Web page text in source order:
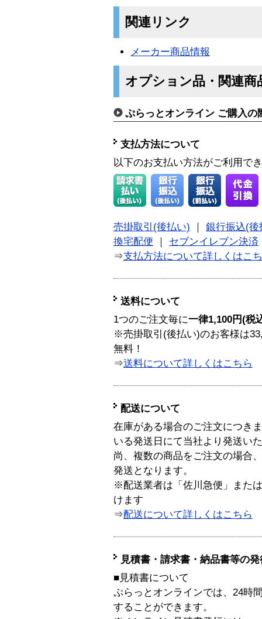
関連リンク
メーカー商品情報
オプション品・関連商
ぷらっとオンライン ご購入の
支払方法について
以下のお支払い方法がご利用で
売掛取引(後払い)
銀行振込(後
換宅配便
セブンイレブン決済
⇒支払方法について詳しくはこ
送料について
1つのご注文毎に一律1,100円(税
※売掛取引(後払い)のお客様は
無料！
⇒送料について詳しくはこちら
配送について
在庫がある場合のご注文につき
いる発送日にて当社より発送い
尚、複数の商品をご注文の場合
発送となります。
※配送業者は「佐川急便」また
けます
⇒配送について詳しくはこちら
見積書・請求書・納品書等の
■見積書について
ぷらっとオンラインでは、24時
することができます。